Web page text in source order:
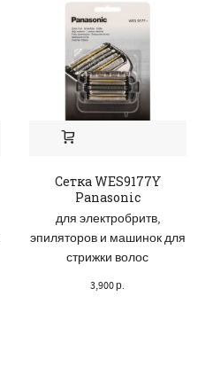
Сетка WES9177Y
Panasonic
для электробритв,
эпиляторов и машинок для
стрижки волос
3,900р.